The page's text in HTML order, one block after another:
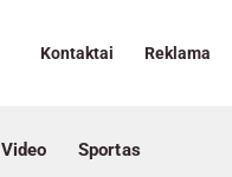
Kontaktai Reklama
Video Sportas